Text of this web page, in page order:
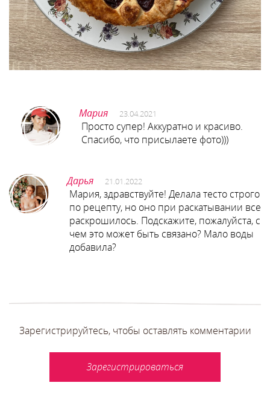
Мария 23.04.2021
Просто супер! Аккуратно и красиво.
Спасибо, что присылаете фото)))
Дарья 21.01.2022
Мария, здравствуйте! Делала тесто строго
по рецепту, но оно при раскатывании все
раскрошилось. Подскажите, пожалуйста, с
чем это может быть связано? Мало воды
добавила?
Зарегистрируйтесь, чтобы оставлять комментарии
Зарегистрироваться